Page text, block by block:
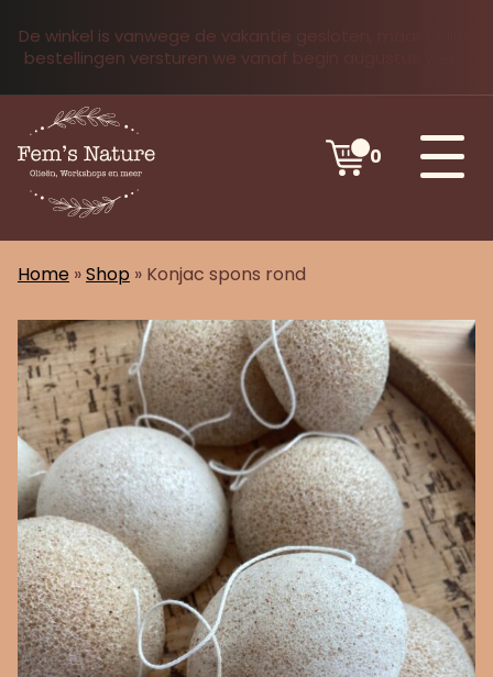
De winkel is vanwege de vakantie gesloten, maar online
bestellingen versturen we vanaf begin augustus weer.
0
Home »Shop » Konjac spons rond